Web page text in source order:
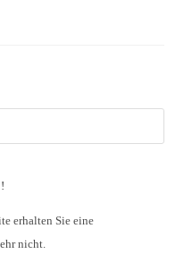
erhalten Sie eine
nicht.